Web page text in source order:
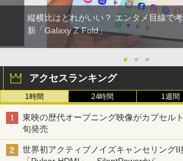
縦横比はどれがいい？ エンタメ目線で
新「Galaxy Z Fold」
● ● ●
アクセスランキング
1時間 24時間 1週間
東映の歴代オープニング映像がカプセル
旬発売
世界初アクティブノイズキャンセリング